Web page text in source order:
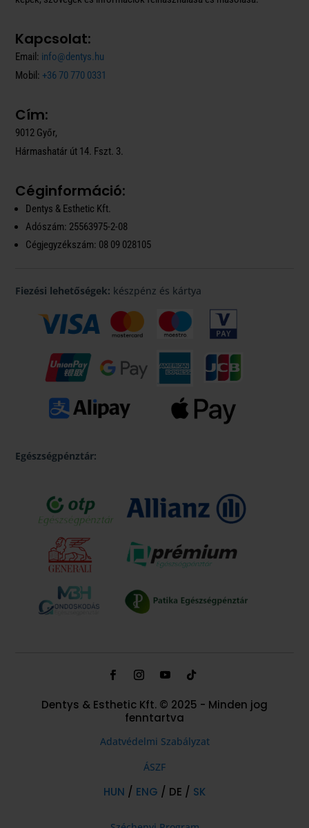
Kapcsolat:
Email: info@dentys.hu
Mobil: +36 70 770 0331
Cím:
9012 Győr,
Hármashatár út 14. Fszt. 3.
Céginformáció:
Dentys & Esthetic Kft.
Adószám: 25563975-2-08
Cégjegyzékszám: 08 09 028105
Fiezési lehetőségek: készpénz és kártya
Egészségpénztár:
Dentys & Esthetic Kft. © 2025 - Minden jog
fenntartva
Adatvédelmi Szabályzat
ÁSZF
HUN / ENG / DE / SK